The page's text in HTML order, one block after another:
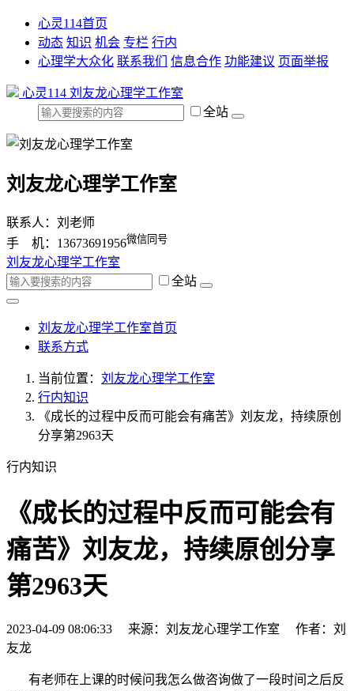
心灵114首页
动态 知识 机会 专栏 行内
心理学大众化 联系我们 信息合作 功能建议 页面举报
心灵114 刘友龙心理学工作室
全站
刘友龙心理学工作室
联系人：刘老师
手 机：13673691956微信同号
刘友龙心理学工作室
全站
刘友龙心理学工作室首页
联系方式
当前位置： 刘友龙心理学工作室
行内知识
《成长的过程中反而可能会有痛苦》刘友龙，持续原创
分享第2963天
行内知识
《成长的过程中反而可能会有
痛苦》刘友龙，持续原创分享
第2963天
2023-04-09 08:06:33 来源：刘友龙心理学工作室 作者：刘
友龙
有老师在上课的时候问我怎么做咨询做了一段时间之后反